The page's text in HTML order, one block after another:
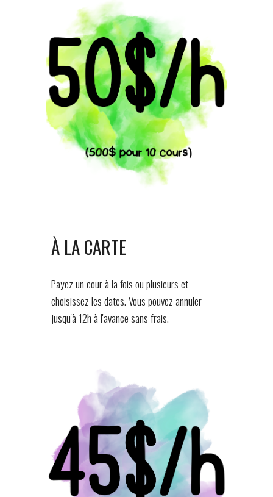
À LA CARTE
Payez un cour à la fois ou plusieurs et
choisissez les dates. Vous pouvez annuler
jusqu'à 12h à l'avance sans frais.